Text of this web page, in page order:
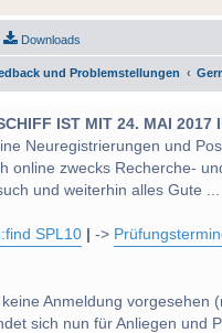
Downloads
und Problemstellungen
IST MIT 24. MAI 2017
Neuregistrierungen und
online zwecks Recherche-
und weiterhin alles Gute ...
SPL10 ->
Anmeldung vorgesehen
sich nun für Anliegen und